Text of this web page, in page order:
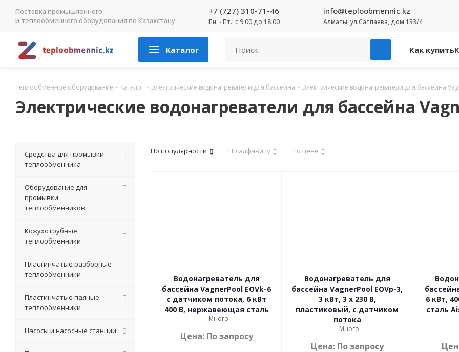
Поставка промышленного
и теплообменного оборудования по Казахстану
+7 (727) 310-71-46
Пн. - Пт.: с 9:00 до 18:00
info@teploobmennic.kz
Алматы, ул.Сатпаева, дом 133/4
Каталог Как купить
Теплообменное оборудование - Каталог - Электрические водонагреватели для бассейна - Электрические водонагреватели для бассейна
Электрические водонагреватели для бассейна
По популярности По алфавиту По цене
Водонагреватель для
бассейна VagnerPool EOVk-6
с датчиком потока, 6 кВт
400 В, нержавеющая сталь
Много
Цена: По запросу
Водонагреватель для
бассейна VagnerPool EOVp-3,
3 кВт, 3 x 230 В,
пластиковый, с датчиком
потока
Много
Цена: По запросу
6 кВт,
сталь
Средства для промывки
теплообменника
Оборудование для
промывки
теплообменников
Кожухотрубные
теплообменники
Пластинчатые разборные
теплообменники
Пластинчатые паяные
теплообменники
Насосы и насосные станции